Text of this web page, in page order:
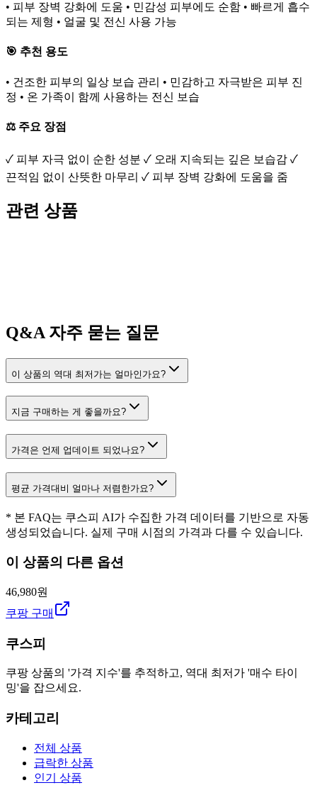
• 피부 장벽 강화에 도움 • 민감성 피부에도 순함 • 빠르게 흡수
되는 제형 • 얼굴 및 전신 사용 가능
🎯 추천 용도
• 건조한 피부의 일상 보습 관리 • 민감하고 자극받은 피부 진
정 • 온 가족이 함께 사용하는 전신 보습
⚖️ 주요 장점
✓ 피부 자극 없이 순한 성분 ✓ 오래 지속되는 깊은 보습감 ✓
끈적임 없이 산뜻한 마무리 ✓ 피부 장벽 강화에 도움을 줌
관련 상품
Q&A 자주 묻는 질문
이 상품의 역대 최저가는 얼마인가요?
지금 구매하는 게 좋을까요?
가격은 언제 업데이트 되었나요?
평균 가격대비 얼마나 저렴한가요?
* 본 FAQ는 쿠스피 AI가 수집한 가격 데이터를 기반으로 자동
생성되었습니다. 실제 구매 시점의 가격과 다를 수 있습니다.
이 상품의 다른 옵션
46,980원
쿠팡 구매
쿠스피
쿠팡 상품의 '가격 지수'를 추적하고, 역대 최저가 '매수 타이
밍'을 잡으세요.
카테고리
전체 상품
급락한 상품
인기 상품